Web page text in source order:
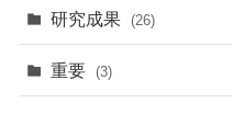
研究成果 (26)
重要 (3)